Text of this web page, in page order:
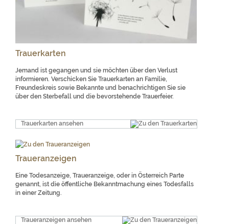
Trauerkarten
Jemand ist gegangen und sie möchten über den Verlust
informieren. Verschicken Sie Trauerkarten an Familie,
Freundeskreis sowie Bekannte und benachrichtigen Sie sie
über den Sterbefall und die bevorstehende Trauerfeier.
Trauerkarten ansehen
Traueranzeigen
Eine Todesanzeige, Traueranzeige, oder in Österreich Parte
genannt, ist die öffentliche Bekanntmachung eines Todesfalls
in einer Zeitung.
Traueranzeigen ansehen